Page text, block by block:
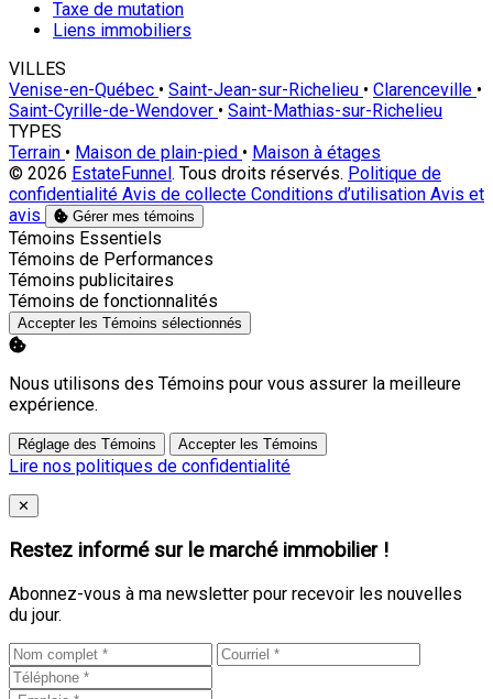
Taxe de mutation
Liens immobiliers
VILLES
Venise-en-Québec • Saint-Jean-sur-Richelieu • Clarenceville •
Saint-Cyrille-de-Wendover • Saint-Mathias-sur-Richelieu
TYPES
Terrain • Maison de plain-pied • Maison à étages
© 2026 EstateFunnel. Tous droits réservés. Politique de
confidentialité Avis de collecte Conditions d’utilisation Avis et
avis
Gérer mes témoins
Activer
Témoins Essentiels
Activer
Témoins de Performances
Activer
Témoins publicitaires
Activer
Témoins de fonctionnalités
Accepter les Témoins sélectionnés
Nous utilisons des Témoins pour vous assurer la meilleure
expérience.
Réglage des Témoins Accepter les Témoins
Lire nos politiques de confidentialité
Close
✕
Restez informé sur le marché immobilier !
Abonnez-vous à ma newsletter pour recevoir les nouvelles
du jour.